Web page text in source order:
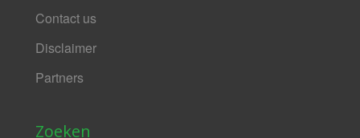
Contact us
Disclaimer
Partners
Zoeken